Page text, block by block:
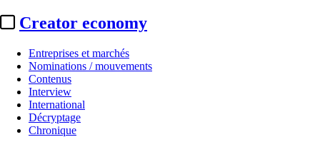
Creator economy
Entreprises et marchés
Nominations / mouvements
Contenus
Interview
International
Décryptage
Chronique